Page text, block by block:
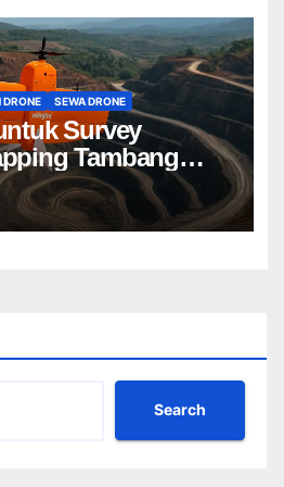
DRONE SEWA DRONE
Survey
Tambang
Cepat & Akurat
Search